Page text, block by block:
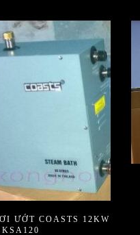
ƯỚT COASTS 12KW
KSA120